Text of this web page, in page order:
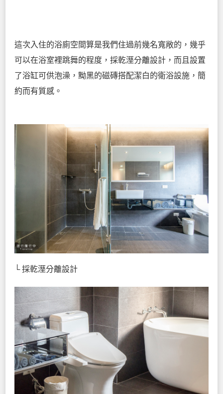
這次入住的浴廁空間算是我們住過前幾名寬敞的，幾乎
可以在浴室裡跳舞的程度，採乾溼分離設計，而且設置
了浴缸可供泡澡，黝黑的磁磚搭配潔白的衛浴設施，簡
約而有質感。
└ 採乾溼分離設計